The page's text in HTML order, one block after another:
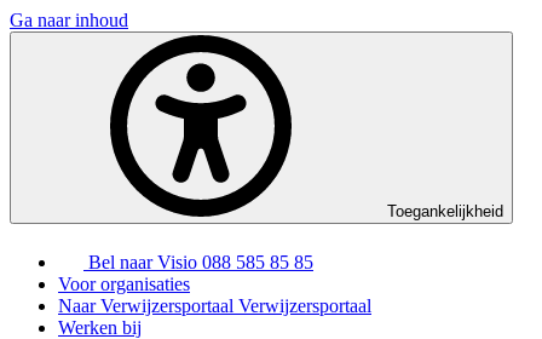
Ga naar inhoud
Toegankelijkheid
Bel naar Visio 088 585 85 85
Voor organisaties
Naar Verwijzersportaal Verwijzersportaal
Werken bij